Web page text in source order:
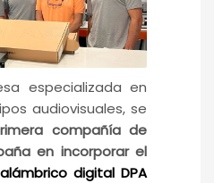
especializada en
audiovisuales, se
compañía de
en incorporar el
digital DPA